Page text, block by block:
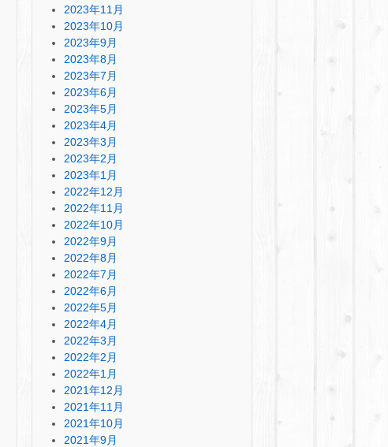
2023年11月
2023年10月
2023年9月
2023年8月
2023年7月
2023年6月
2023年5月
2023年4月
2023年3月
2023年2月
2023年1月
2022年12月
2022年11月
2022年10月
2022年9月
2022年8月
2022年7月
2022年6月
2022年5月
2022年4月
2022年3月
2022年2月
2022年1月
2021年12月
2021年11月
2021年10月
2021年9月